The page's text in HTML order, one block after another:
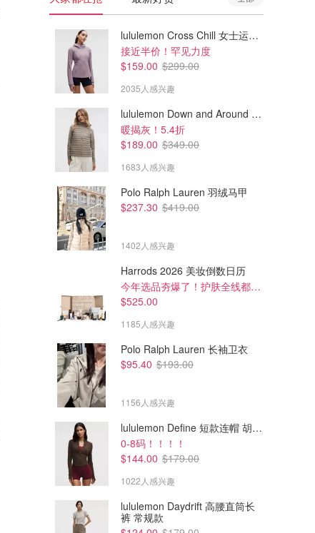
Stuart Weitzman Nolita 珍珠玛
$
Claudie Pierlot 丁字玛丽珍
lululemon Cross Chill 女士运动外套
接近半价！罕见力度
$159.00 $299.00
2035人感兴趣
lululemon Down and Around 羽绒夹克
暖揭灰！5.4折
$189.00 $349.00
1683人感兴趣
Polo Ralph Lauren 羽绒马甲
$237.30 $419.00
1402人感兴趣
Harrods 2026 美妆倒数日历
今年选品夯爆了！护肤全线都很绝
$525.00
1185人感兴趣
Polo Ralph Lauren 长袖卫衣
$95.40 $193.00
1156人感兴趣
lululemon Define 短款连帽 胡桃棕
0-8码！！！！
$144.00 $179.00
1022人感兴趣
lululemon Daydrift 高腰直筒长
裤 常规款